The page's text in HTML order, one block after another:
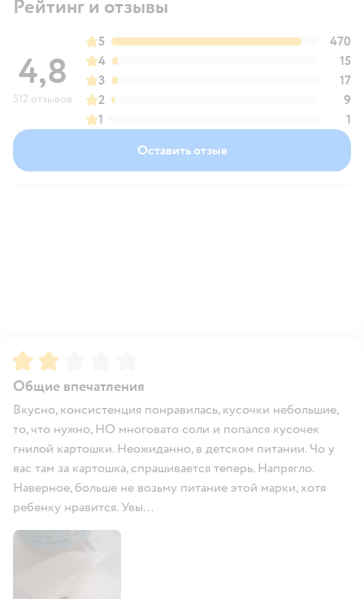
Рейтинг и отзывы
4,8
512 отзывов
5
470
4
15
3
17
2
9
1
1
Оставить отзыв
Рейтинг:
Общие впечатления
Вкусно, консистенция понравилась, кусочки небольшие,
то, что нужно, НО многовато соли и попался кусочек
гнилой картошки. Неожиданно, в детском питании. Чо у
вас там за картошка, спрашивается теперь. Напрягло.
Наверное, больше не возьму питание этой марки, хотя
ребенку нравится. Увы...